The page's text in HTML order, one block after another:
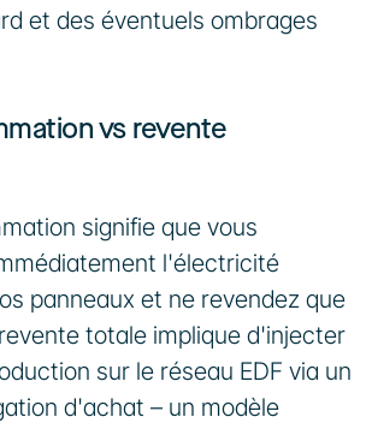
et des éventuels ombrages
vs revente
signifie que vous
l'électricité
panneaux et ne revendez que
totale implique d'injecter
sur le réseau EDF via un
d'achat – un modèle